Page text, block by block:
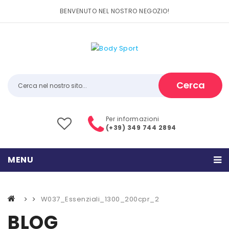
BENVENUTO NEL NOSTRO NEGOZIO!
Cerca
Per informazioni
(+39) 349 744 2894
MENU
PRODOTTI
CATEGORIE
W037_Essenziali_1300_200cpr_2
BLOG